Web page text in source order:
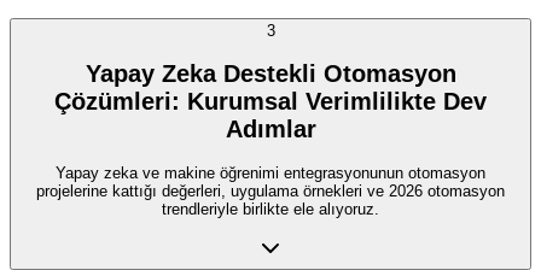
3
Yapay Zeka Destekli Otomasyon
Çözümleri: Kurumsal Verimlilikte Dev
Adımlar
Yapay zeka ve makine öğrenimi entegrasyonunun otomasyon
projelerine kattığı değerleri, uygulama örnekleri ve 2026 otomasyon
trendleriyle birlikte ele alıyoruz.